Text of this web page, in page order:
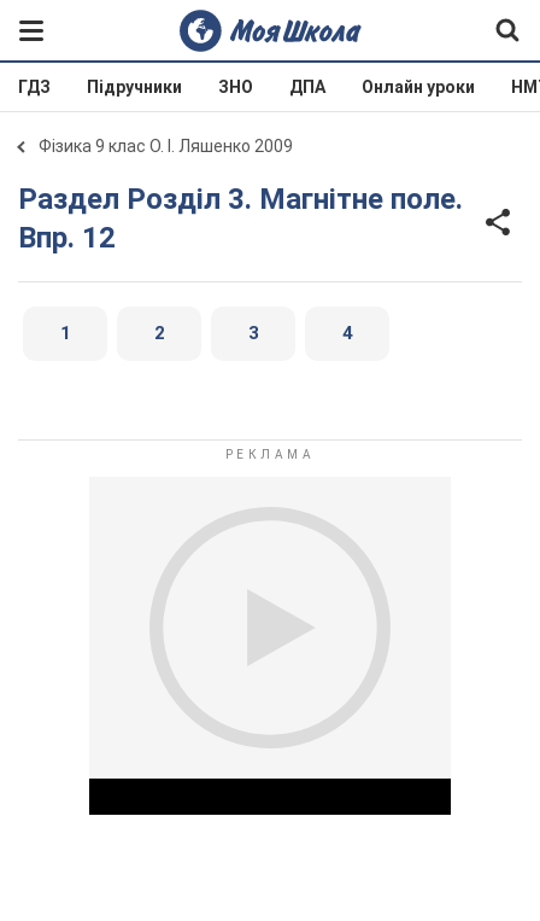
ГДЗ Підручники ЗНО ДПА Онлайн уроки
Фізика 9 клас О. І. Ляшенко 2009
Раздел Розділ 3. Магнітне поле.
Впр. 12
1 2 3 4